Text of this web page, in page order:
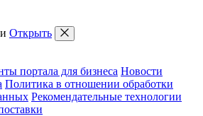
Открыть
портала для бизнеса Новости
Политика в отношении обработки
Рекомендательные технологии